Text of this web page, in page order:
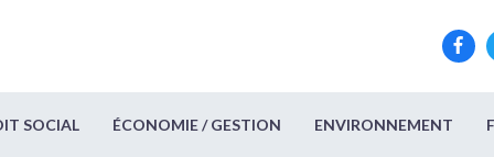
SOCIAL ÉCONOMIE / GESTION ENVIRONNEMENT